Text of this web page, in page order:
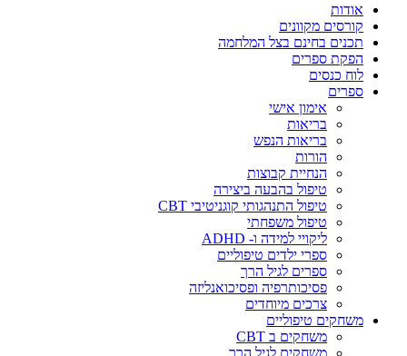
אודות
קורסים מקוונים
תכנים בחינם בצל המלחמה
הפקת ספרים
לוח כנסים
ספרים
אימון אישי
בריאות
בריאות הנפש
הורות
הנחיית קבוצות
טיפול בהבעה ביצירה
טיפול התנהגותי קוגניטיבי CBT
טיפול משפחתי
ליקויי למידה ו- ADHD
ספרי ילדים טיפוליים
ספרים לגיל הרך
פסיכותרפיה ופסיכואנליזה
צרכים מיוחדים
משחקים טיפוליים
משחקים ב CBT
משחקים לגיל הרך